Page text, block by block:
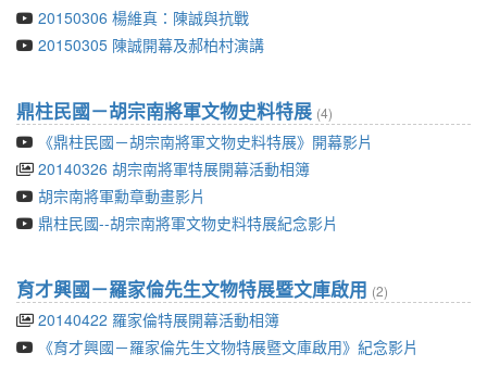
20150306 楊維真：陳誠與抗戰
20150305 陳誠開幕及郝柏村演講
鼎柱民國－胡宗南將軍文物史料特展 (4)
《鼎柱民國－胡宗南將軍文物史料特展》開幕影片
20140326 胡宗南將軍特展開幕活動相簿
胡宗南將軍勳章動畫影片
鼎柱民國--胡宗南將軍文物史料特展紀念影片
育才興國－羅家倫先生文物特展暨文庫啟用 (2)
20140422 羅家倫特展開幕活動相簿
《育才興國－羅家倫先生文物特展暨文庫啟用》紀念影片